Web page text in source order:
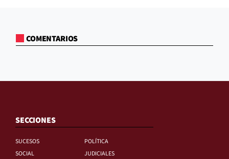
COMENTARIOS
SECCIONES
SUCESOS
POLÍTICA
SOCIAL
JUDICIALES